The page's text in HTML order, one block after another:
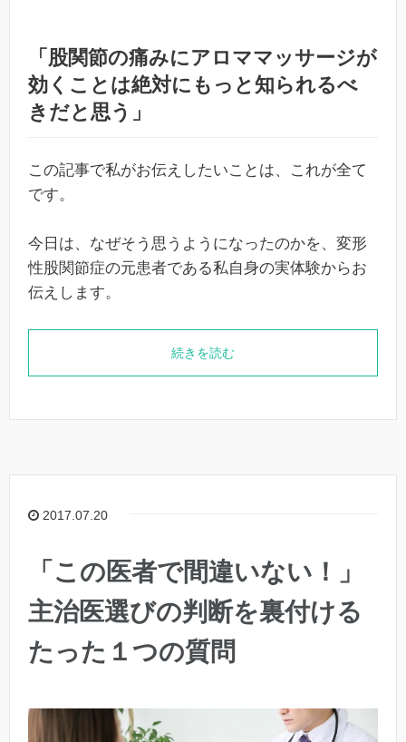
「股関節の痛みにアロママッサージが
効くことは絶対にもっと知られるべ
きだと思う」
この記事で私がお伝えしたいことは、これが全て
です。
今日は、なぜそう思うようになったのかを、変形
性股関節症の元患者である私自身の実体験からお
伝えします。
続きを読む
2017.07.20
「この医者で間違いない！」
主治医選びの判断を裏付ける
たった１つの質問